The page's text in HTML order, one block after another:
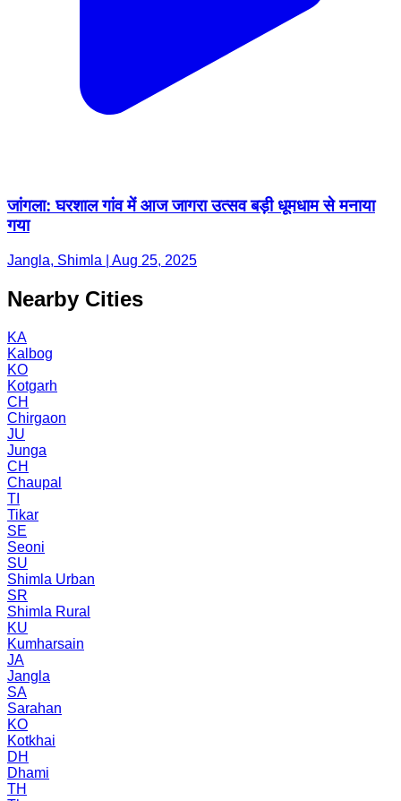
जांगला: घरशाल गांव में आज जागरा उत्सव बड़ी धूमधाम से मनाया
गया
Jangla, Shimla | Aug 25, 2025
Nearby Cities
KA
Kalbog
KO
Kotgarh
CH
Chirgaon
JU
Junga
CH
Chaupal
TI
Tikar
SE
Seoni
SU
Shimla Urban
SR
Shimla Rural
KU
Kumharsain
JA
Jangla
SA
Sarahan
KO
Kotkhai
DH
Dhami
TH